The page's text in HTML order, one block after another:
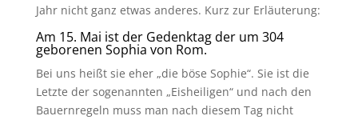
Jahr nicht ganz etwas anderes. Kurz zur Erläuterung:
Am 15. Mai ist der Gedenktag der um 304
geborenen Sophia von Rom.
Bei uns heißt sie eher „die böse Sophie“. Sie ist die
Letzte der sogenannten „Eisheiligen“ und nach den
Bauernregeln muss man nach diesem Tag nicht